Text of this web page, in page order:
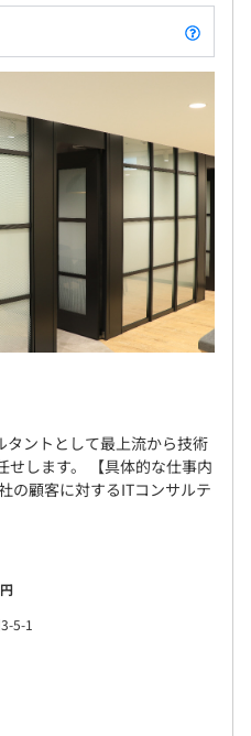
ントとして最上流から技術
せします。 【具体的な仕事内
の顧客に対するITコンサルテ
5-1